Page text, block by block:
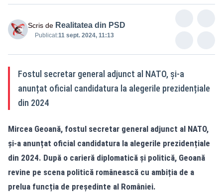
Scris de Realitatea din PSD
Publicat:11 sept. 2024, 11:13
Fostul secretar general adjunct al NATO, și-a
anunțat oficial candidatura la alegerile prezidențiale
din 2024
Mircea Geoană, fostul secretar general adjunct al NATO,
și-a anunțat oficial candidatura la alegerile prezidențiale
din 2024. După o carieră diplomatică și politică, Geoană
revine pe scena politică românească cu ambiția de a
prelua funcția de președinte al României.